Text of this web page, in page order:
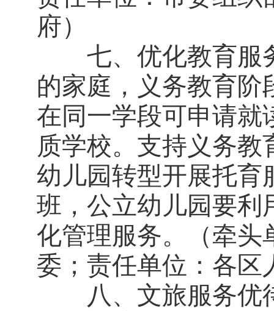
府）
七、优化教育服务
的家庭，义务教育阶
在同一学段可申请就
质学校。支持义务
幼儿园转型开展托育
班，公立幼儿园要利
化管理服务。（牵头
委；责任单位：各区
八、文旅服务优